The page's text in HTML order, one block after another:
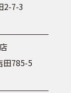
2-7-3
田785-5